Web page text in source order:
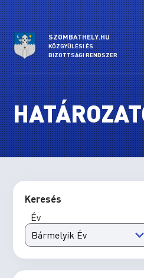
SZOMBATHELY.HU
KÖZGYŰLÉSI ÉS
BIZOTTSÁGI RENDSZER
Keresés
Év